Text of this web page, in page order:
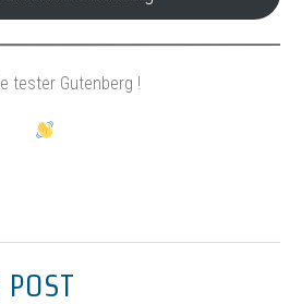
tester Gutenberg !